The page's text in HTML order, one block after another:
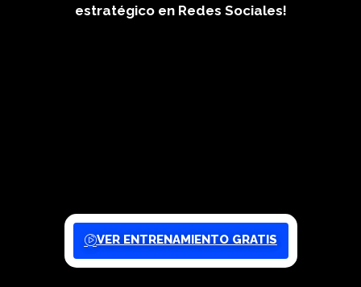
estratégico en Redes Sociales!
VER ENTRENAMIENTO GRATIS